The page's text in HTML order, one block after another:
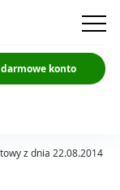
darmowe konto
z dnia 22.08.2014